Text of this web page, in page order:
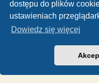
dostępu do plików
ustawieniach
Dowiedz się więcej
Technologię dostarcza
Polski pakiet